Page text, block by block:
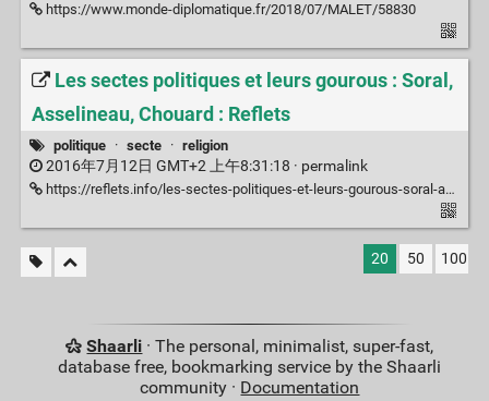
https://www.monde-diplomatique.fr/2018/07/MALET/58830
Les sectes politiques et leurs gourous : Soral,
Asselineau, Chouard : Reflets
politique · secte · religion
2016年7月12日 GMT+2 上午8:31:18 · permalink
https://reflets.info/les-sectes-politiques-et-leurs-gourous-soral-asselineau-chouard/
20 50 100
Shaarli · The personal, minimalist, super-fast,
database free, bookmarking service by the Shaarli
community · Documentation